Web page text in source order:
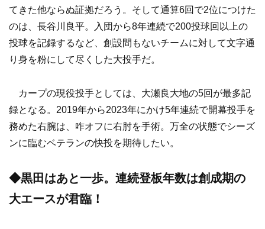
てきた他ならぬ証拠だろう。そして通算6回で2位につけた
のは、長谷川良平。入団から8年連続で200投球回以上の
投球を記録するなど、創設間もないチームに対して文字通
り身を粉にして尽くした大投手だ。
カープの現役投手としては、大瀬良大地の5回が最多記
録となる。2019年から2023年にかけ5年連続で開幕投手を
務めた右腕は、咋オフに右肘を手術。万全の状態でシーズ
ンに臨むベテランの快投を期待したい。
◆黒田はあと一歩。連続登板年数は創成期の
大エースが君臨！